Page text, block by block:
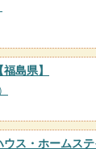
【福島県】
ウス・ホームス